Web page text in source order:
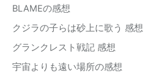
BLAMEの感想
クジラの子らは砂上に歌う 感想
グランクレスト戦記 感想
宇宙よりも遠い場所の感想